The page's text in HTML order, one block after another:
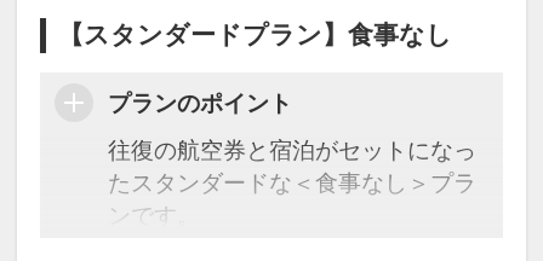
【スタンダードプラン】食事なし
プランのポイント
往復の航空券と宿泊がセットになっ
たスタンダードな＜食事なし＞プラ
ンです。